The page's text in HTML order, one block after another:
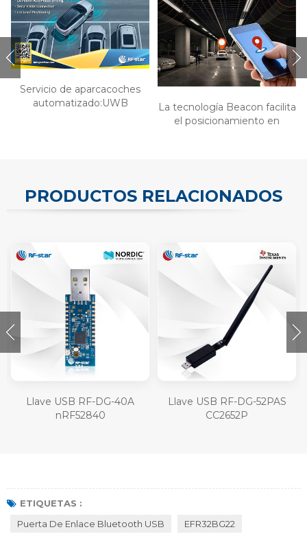
Servicio de aparcacoches
automatizado:UWB
La tecnología Beacon facilita
el posicionamiento en
PRODUCTOS RELACIONADOS
Llave USB RF-DG-40A
nRF52840
Llave USB RF-DG-52PAS
CC2652P
ETIQUETAS :
Puerta De Enlace Bluetooth USB
EFR32BG22